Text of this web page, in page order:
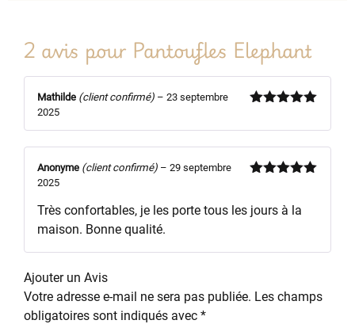
2 avis pour Pantoufles Elephant
5
Mathilde (client confirmé) – 23 septembre
2025
Anonyme (client confirmé) – 29 septembre
2025
Très confortables, je les porte tous les jours à la
maison. Bonne qualité.
Ajouter un Avis
Votre adresse e-mail ne sera pas publiée. Les champs
obligatoires sont indiqués avec *